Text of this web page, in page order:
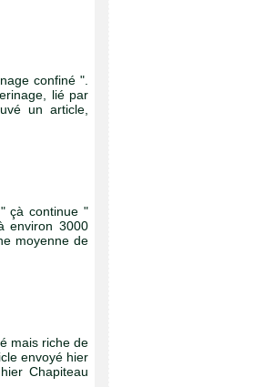
confiné ".
lié par
un article,
çà continue "
environ 3000
moyenne de
mais riche de
envoyé hier
Chapiteau